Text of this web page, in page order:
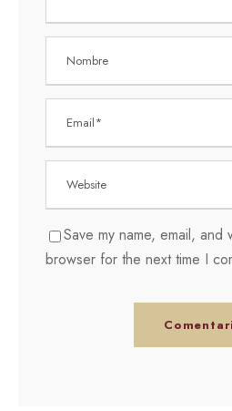
Save my name, email, and
browser for the next time I